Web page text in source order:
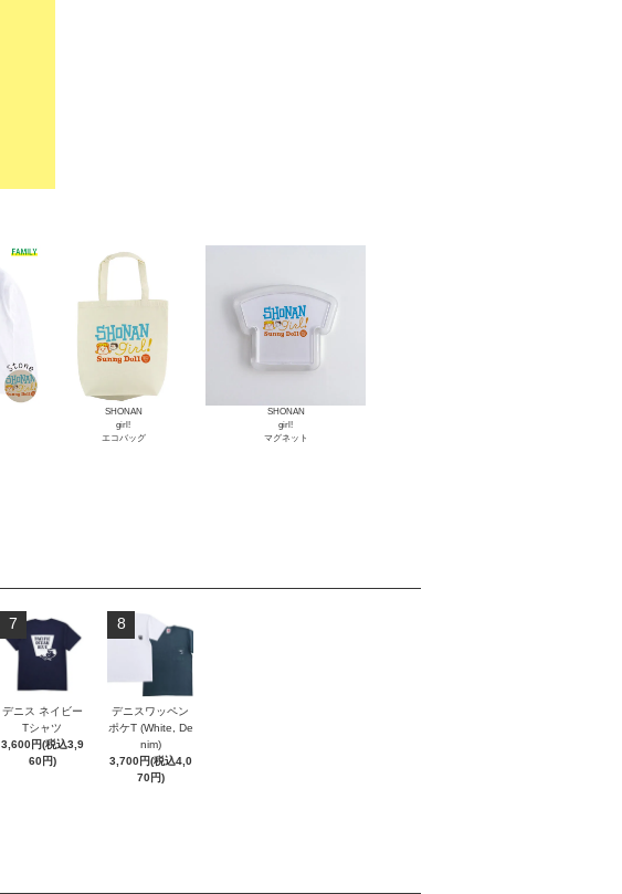
SHONAN
girl!
エコバッグ
SHONAN
girl!
マグネット
7
デニス ネイビー
Tシャツ
3,600円(税込3,9
60円)
8
デニスワッペン
ポケT (White, De
nim)
3,700円(税込4,0
70円)